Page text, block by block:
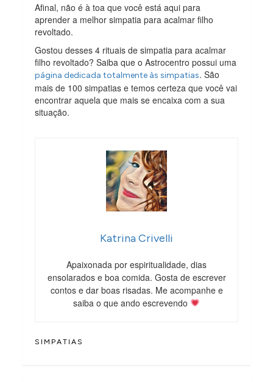
Afinal, não é à toa que você está aqui para
aprender a melhor simpatia para acalmar filho
revoltado.
Gostou desses 4 rituais de simpatia para acalmar
filho revoltado? Saiba que o Astrocentro possui uma
página dedicada totalmente às simpatias. São
mais de 100 simpatias e temos certeza que você vai
encontrar aquela que mais se encaixa com a sua
situação.
Katrina Crivelli
Apaixonada por espiritualidade, dias
ensolarados e boa comida. Gosta de escrever
contos e dar boas risadas. Me acompanhe e
saiba o que ando escrevendo
SIMPATIAS